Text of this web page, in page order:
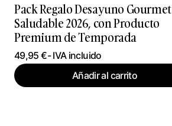
Pack Regalo Desayuno Gourmet
Saludable 2026, con Producto
Premium de Temporada
49,95€- IVA incluido
Añadir al carrito